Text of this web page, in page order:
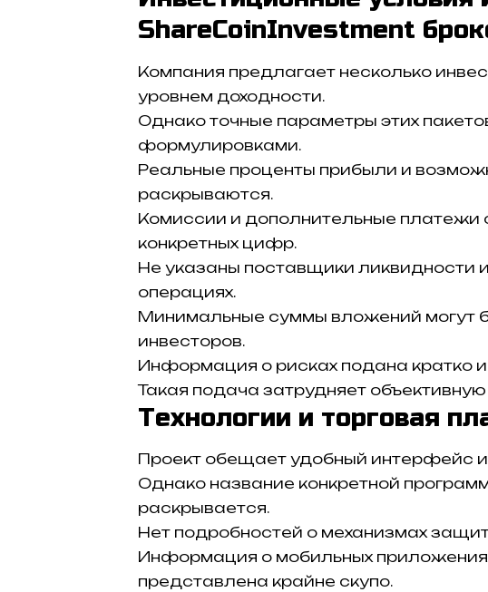
ShareCoinInvestment
Компания предлагает несколько
уровнем доходности.
Однако точные параметры этих
формулировками.
Реальные проценты прибыли и
раскрываются.
Комиссии и дополнительные платежи
конкретных цифр.
Не указаны поставщики ликвидности
операциях.
Минимальные суммы вложений могут
инвесторов.
Информация о рисках подана кратко
Такая подача затрудняет
Технологии и торговая
Проект обещает удобный интерфейс
Однако название конкретной
раскрывается.
Нет подробностей о механизмах
Информация о мобильных
представлена крайне скупо.